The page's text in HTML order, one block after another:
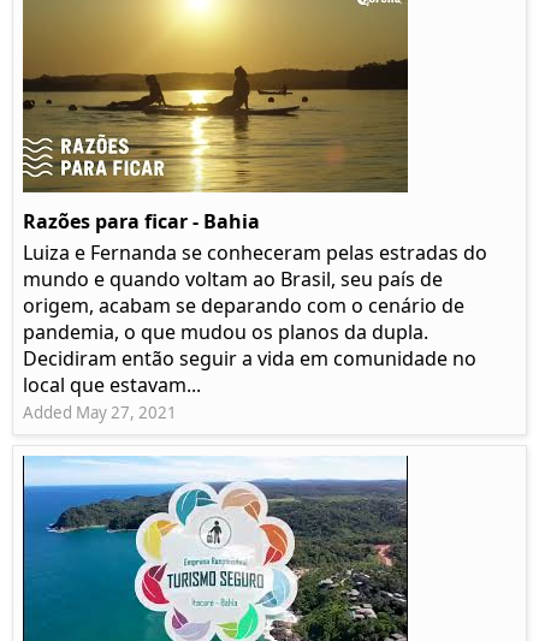
Razões para ficar - Bahia
Luiza e Fernanda se conheceram pelas estradas do
mundo e quando voltam ao Brasil, seu país de
origem, acabam se deparando com o cenário de
pandemia, o que mudou os planos da dupla.
Decidiram então seguir a vida em comunidade no
local que estavam...
Added May 27, 2021